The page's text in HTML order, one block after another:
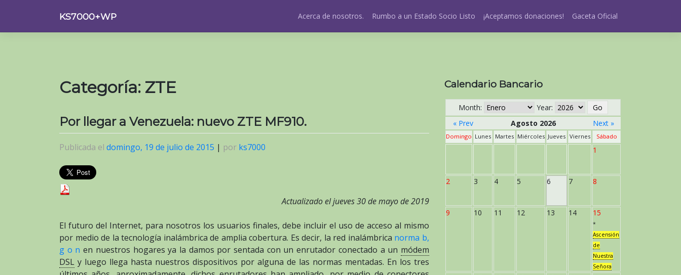
contenido
KS7000+WP Acerca de nosotros. Rumbo a un Estado Socio Listo ¡Aceptamos donaciones! Gaceta Oficial
Categoría: ZTE
Por llegar a Venezuela: nuevo ZTE MF910.
Publicada el domingo, 19 de julio de 2015 | por ks7000
Actualizado el jueves 30 de mayo de 2019
El futuro del Internet, para nosotros los usuarios finales, debe incluir el uso de acceso al mismo
por medio de la tecnología inalámbrica de amplia cobertura. Es decir, la red inalámbrica norma b,
g o n en nuestros hogares ya la damos por sentada con un enrutador conectado a un módem
DSL y luego llega hasta nuestros dispositivos por alguna de las normas mentadas. En los tres
Calendario Bancario
Month:
Year:
« Prev
Agosto 2026 Next »
Domingo Lunes Martes Miércoles Jueves Viernes Sábado
1
2 3 4 5 6 7 8
9 10 11 12 13 14 15
*
Ascensión
de
Nuestra
Señora